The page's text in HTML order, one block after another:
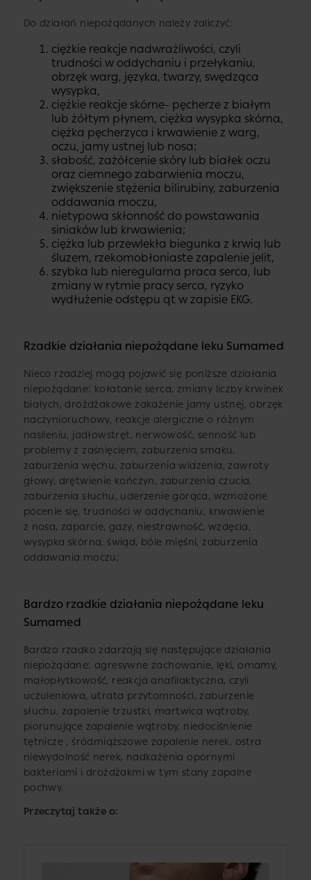
Do działań niepożądanych należy zaliczyć:
ciężkie reakcje nadwrażliwości, czyli
trudności w oddychaniu i przełykaniu,
obrzęk warg, języka, twarzy, swędząca
wysypka,
ciężkie reakcje skórne- pęcherze z białym
lub żółtym płynem, ciężka wysypka skórna,
ciężka pęcherzyca i krwawienie z warg,
oczu, jamy ustnej lub nosa;
słabość, zażółcenie skóry lub białek oczu
oraz ciemnego zabarwienia moczu,
zwiększenie stężenia bilirubiny, zaburzenia
oddawania moczu,
nietypowa skłonność do powstawania
siniaków lub krwawienia;
ciężka lub przewlekła biegunka z krwią lub
śluzem, rzekomobłoniaste zapalenie jelit,
szybka lub nieregularna praca serca, lub
zmiany w rytmie pracy serca, ryzyko
wydłużenie odstępu qt w zapisie EKG.
Rzadkie działania niepożądane leku Sumamed
Nieco rzadziej mogą pojawić się poniższe działania
niepożądane: kołatanie serca, zmiany liczby krwinek
białych, drożdżakowe zakażenie jamy ustnej, obrzęk
naczynioruchowy, reakcje alergiczne o różnym
nasileniu, jadłowstręt, nerwowość, senność lub
problemy z zaśnięciem, zaburzenia smaku,
zaburzenia węchu, zaburzenia widzenia, zawroty
głowy, drętwienie kończyn, zaburzenia czucia,
zaburzenia słuchu, uderzenie gorąca, wzmożone
pocenie się, trudności w oddychaniu, krwawienie
z nosa, zaparcie, gazy, niestrawność, wzdęcia,
wysypka skórna, świąd, bóle mięśni, zaburzenia
oddawania moczu;
Bardzo rzadkie działania niepożądane leku
Sumamed
Bardzo rzadko zdarzają się następujące działania
niepożądane: agresywne zachowanie, lęki, omamy,
małopłytkowość, reakcja anafilaktyczna, czyli
uczuleniowa, utrata przytomności, zaburzenie
słuchu, zapalenie trzustki, martwica wątroby,
piorunujące zapalenie wątroby, niedociśnienie
tętnicze , śródmiąższowe zapalenie nerek, ostra
niewydolność nerek, nadkażenia opornymi
bakteriami i drożdżakmi w tym stany zapalne
pochwy.
Przeczytaj także o: